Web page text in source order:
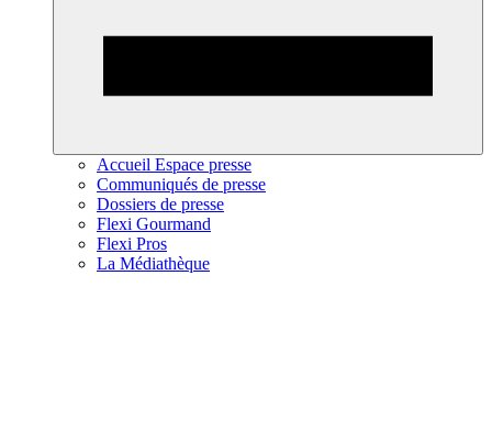
Accueil Espace presse
Communiqués de presse
Dossiers de presse
Flexi Gourmand
Flexi Pros
La Médiathèque